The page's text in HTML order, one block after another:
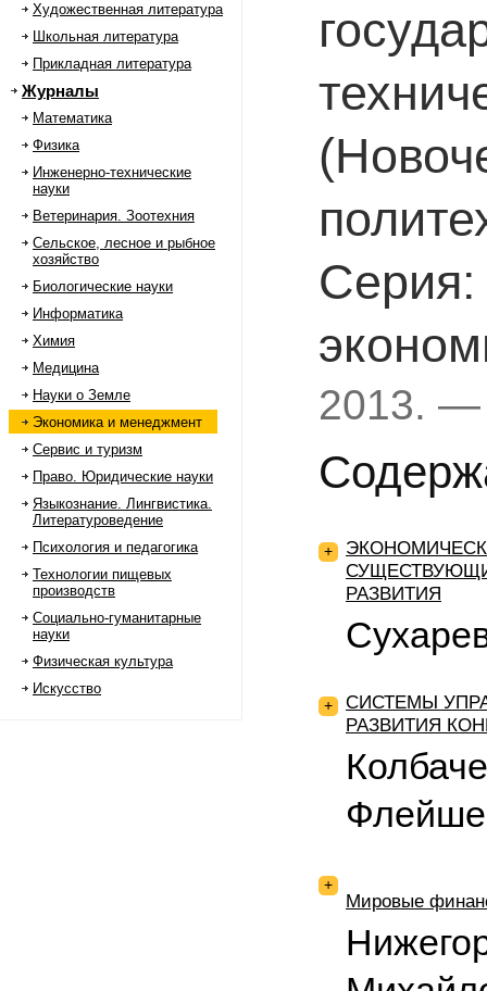
Художественная литература
Школьная литература
Прикладная литература
Журналы
Математика
Физика
Инженерно-технические
науки
Ветеринария. Зоотехния
Сельское, лесное и рыбное
хозяйство
Биологические науки
Информатика
Химия
Медицина
Науки о Земле
Экономика и менеджмент
Сервис и туризм
Право. Юридические науки
Языкознание. Лингвистика.
Литературоведение
Психология и педагогика
Технологии пищевых
производств
Социально-гуманитарные
науки
Физическая культура
Искусство
2013. —
+
РАЗВИТИЯ
+
СИСТЕМЫ
РАЗВИТИЯ
+
Мировые